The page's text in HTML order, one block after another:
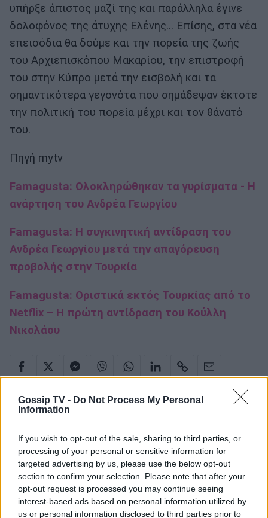
Gossip TV - Do Not Process My Personal
Information
If you wish to opt-out of the sale, sharing to third parties, or
processing of your personal or sensitive information for
targeted advertising by us, please use the below opt-out
section to confirm your selection. Please note that after your
opt-out request is processed you may continue seeing
interest-based ads based on personal information utilized by
us or personal information disclosed to third parties prior to
υπήρξε άπιστος μαζί της και παράλληλα έγινε
δολοφόνος της άτυχης Ελένης... Επίσης, στα νέα
επεισόδια θα δούμε και την πορεία της ζωής
του Αρχιεπισκόπου Μακαρίου, την επιστροφή
του στην Κύπρο μετά την εισβολή και τα
σημαντικότερα γεγονότα που σημάδεψαν έκτοτε
την πολιτική του πορεία μέχρι και τον θάνατό
του.
Πηγή mytv
Famagusta: Ολοκληρώθηκαν τα γυρίσματα - Η
ανάρτηση του Ανδρέα Γεωργίου
Famagusta: Η συγκινητική αντίδραση του
Ανδρέα Γεωργίου μετά την απαγόρευση
προβολής στην Τουρκία
Famagusta: Οριστικά εκτός Τουρκίας από το
Netflix – Η πρώτη αντίδραση του Κούλλη
Νικολάου
Famagusta
Παιχνίδι από παντού στη Novibet με
το νέο Mobile App